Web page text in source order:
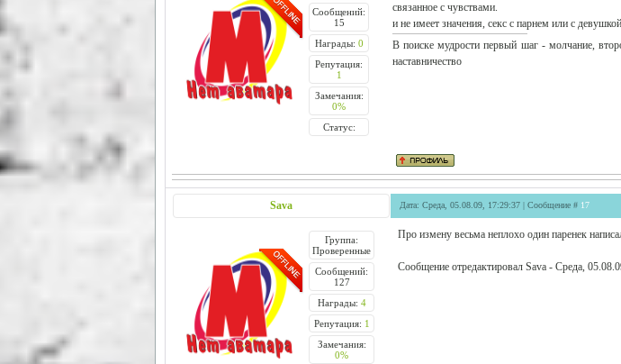
Сообщений:
15
Награды: 0
Репутация:
1
Замечания:
0%
Статус:
связанное с чувствами.
и не имеет значения, секс с парнем или с
В поиске мудрости первый шаг - молчание,
наставничество
Sava Дата: Среда, 05.08.09, 17:29:37 | Сообщение # 17
Группа:
Проверенные
Сообщений:
127
Награды: 4
Репутация: 1
Замечания:
0%
Про измену весьма неплохо один паренек
Сообщение отредактировал Sava - Среда,